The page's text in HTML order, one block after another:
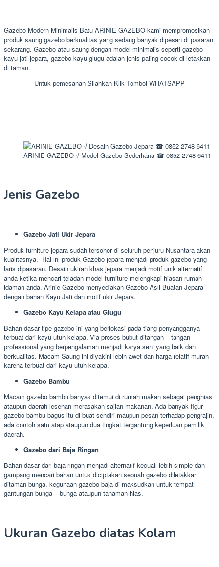
Gazebo Modern Minimalis Batu ARINIE GAZEBO kami mempromosikan
produk saung gazebo berkualitas yang sedang banyak dipesan di pasaran
sekarang. Gazebo atau saung dengan model minimalis seperti gazebo
kayu jati jepara, gazebo kayu glugu adalah jenis paling cocok di letakkan
di taman.
Untuk pemesanan Silahkan Klik Tombol WHATSAPP
ARINIE GAZEBO √ Model Gazebo Sederhana ☎ 0852-2748-6411
Jenis Gazebo
Gazebo Jati Ukir Jepara
Produk furniture jepara sudah tersohor di seluruh penjuru Nusantara akan
kualitasnya. Hal ini produk Gazebo jepara menjadi produk gazebo yang
laris dipasaran. Desain ukiran khas jepara menjadi motif unik alternatif
anda ketika mencari teladan-model furniture melengkapi hiasan rumah
idaman anda. Arinie Gazebo menyediakan Gazebo Asli Buatan Jepara
dengan bahan Kayu Jati dan motif ukir Jepara.
Gazebo Kayu Kelapa atau Glugu
Bahan dasar tipe gazebo ini yang berlokasi pada tiang penyangganya
terbuat dari kayu utuh kelapa. Via proses bubut ditangan – tangan
professional yang berpengalaman menjadi karya seni yang baik dan
berkualitas. Macam Saung ini diyakini lebih awet dan harga relatif murah
karena terbuat dari kayu utuh kelapa.
Gazebo Bambu
Macam gazebo bambu banyak ditemui di rumah makan sebagai penghias
ataupun daerah lesehan merasakan sajian makanan. Ada banyak figur
gazebo bambu bagus itu di buat sendiri maupun pesan terhadap pengrajin,
ada contoh satu atap ataupun dua tingkat tergantung keperluan pemilik
daerah.
Gazebo dari Baja Ringan
Bahan dasar dari baja ringan menjadi alternatif kecuali lebih simple dan
gampang mencari bahan untuk diciptakan sebuah gazebo diletakkan
ditaman bunga. kegunaan gazebo baja di maksudkan untuk tempat
gantungan bunga – bunga ataupun tanaman hias.
Ukuran Gazebo diatas Kolam